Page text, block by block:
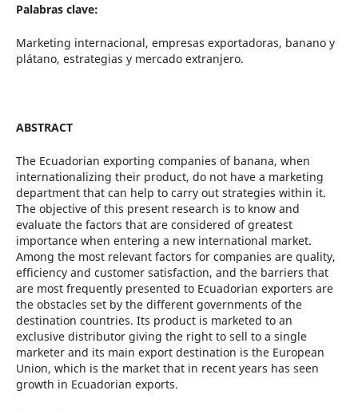
Palabras clave:
Marketing internacional, empresas exportadoras, banano y
plátano, estrategias y mercado extranjero.
ABSTRACT
The Ecuadorian exporting companies of banana, when
internationalizing their product, do not have a marketing
department that can help to carry out strategies within it.
The objective of this present research is to know and
evaluate the factors that are considered of greatest
importance when entering a new international market.
Among the most relevant factors for companies are quality,
efficiency and customer satisfaction, and the barriers that
are most frequently presented to Ecuadorian exporters are
the obstacles set by the different governments of the
destination countries. Its product is marketed to an
exclusive distributor giving the right to sell to a single
marketer and its main export destination is the European
Union, which is the market that in recent years has seen
growth in Ecuadorian exports.